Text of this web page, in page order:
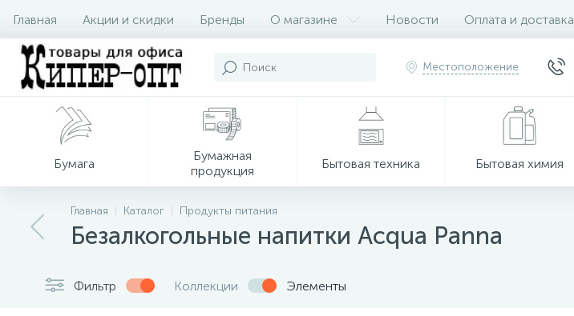
Главная Акции и скидки Бренды О магазине Новости Оплата и доставка
Местоположение
Бумага
Бумажная
продукция
Бытовая техника Бытовая химия
Главная Каталог Продукты питания
Безалкогольные напитки Acqua Panna
Фильтр Коллекции Элементы